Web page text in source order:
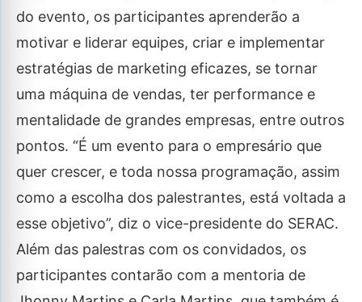
do evento, os participantes aprenderão a
motivar e liderar equipes, criar e implementar
estratégias de marketing eficazes, se tornar
uma máquina de vendas, ter performance e
mentalidade de grandes empresas, entre outros
pontos. “É um evento para o empresário que
quer crescer, e toda nossa programação, assim
como a escolha dos palestrantes, está voltada a
esse objetivo”, diz o vice-presidente do SERAC.
Além das palestras com os convidados, os
participantes contarão com a mentoria de